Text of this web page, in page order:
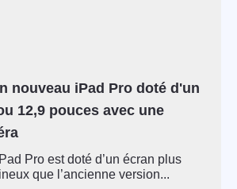
nouveau iPad Pro doté d'un
12,9 pouces avec une
Pro est doté d’un écran plus
que l’ancienne version...